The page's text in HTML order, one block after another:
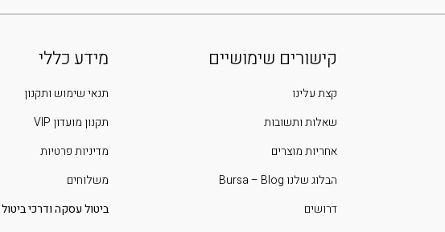
קישורים שימושיים
קצת עלינו
שאלות ותשובות
אחריות מוצרים
הבלוג שלנו Bursa – Blog
דרושים
מידע כללי
תנאי שימוש ותקנון
תקנון מועדון VIP
מדיניות פרטיות
משלוחים
ביטול עסקה ודרכי ביטול